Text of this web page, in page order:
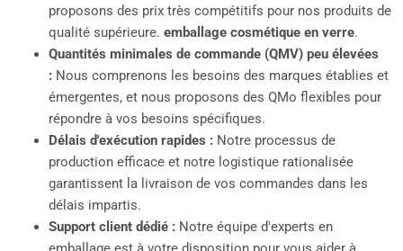
proposons des prix très compétitifs pour nos produits de
qualité supérieure. emballage cosmétique en verre.
Quantités minimales de commande (QMV) peu élevées
:Nous comprenons les besoins des marques établies et
émergentes, et nous proposons des QMo flexibles pour
répondre à vos besoins spécifiques.
Délais d'exécution rapides :Notre processus de
production efficace et notre logistique rationalisée
garantissent la livraison de vos commandes dans les
délais impartis.
Support client dédié :Notre équipe d'experts en